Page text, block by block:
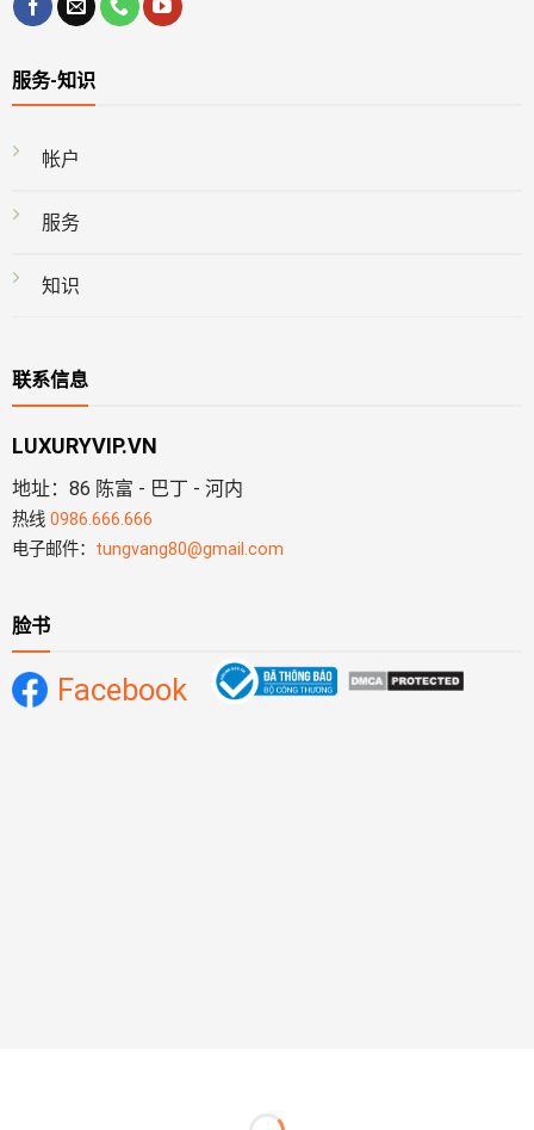
服务-知识
帐户
服务
知识
联系信息
LUXURYVIP.VN
地址：86 陈富 - 巴丁 - 河内
热线 0986.666.666
电子邮件： tungvang80@gmail.com
脸书
Facebook